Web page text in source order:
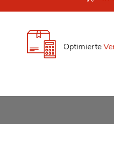
Optimierte